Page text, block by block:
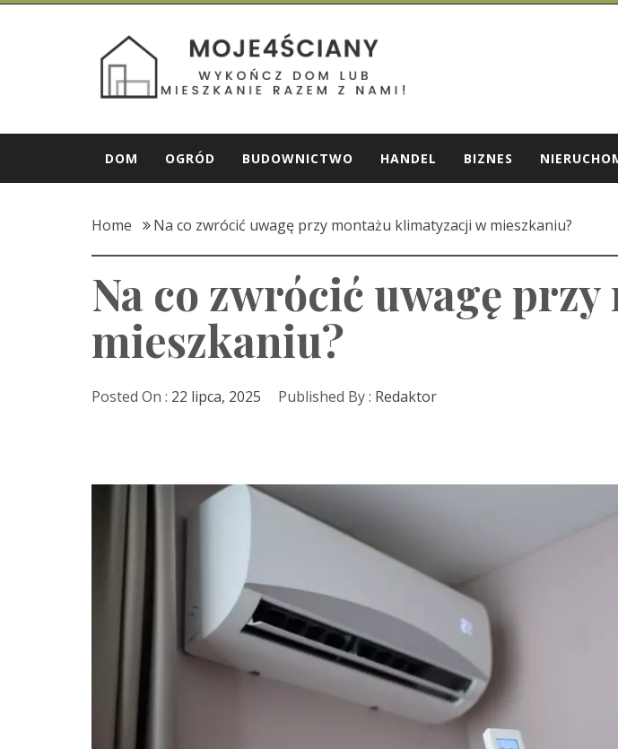
Skip
Moje 4 Ściany
DOM OGRÓD BUDOWNICTWO HANDEL BIZNES
Home Na co zwrócić uwagę przy montażu klimatyzacji w mieszkaniu?
Na co zwrócić uwagę
mieszkaniu?
Posted On : 22 lipca, 2025 Published By : Redaktor